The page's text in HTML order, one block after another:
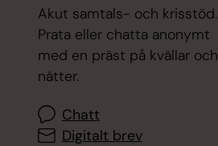
Akut samtals- och krisstöd.
Prata eller chatta anonymt
med en präst på kvällar och
nätter.
Chatt
Digitalt brev